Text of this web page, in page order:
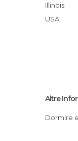
Illinois
USA
Altre
Dormire